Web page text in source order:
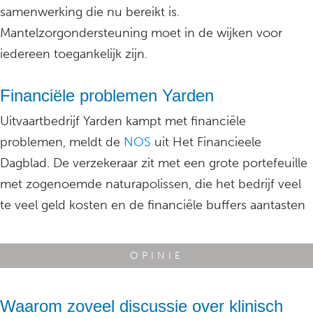
samenwerking die nu bereikt is.
Mantelzorgondersteuning moet in de wijken voor
iedereen toegankelijk zijn.
Financiële problemen Yarden
Uitvaartbedrijf Yarden kampt met financiële
problemen, meldt de NOS uit Het Financieele
Dagblad. De verzekeraar zit met een grote portefeuille
met zogenoemde naturapolissen, die het bedrijf veel
te veel geld kosten en de financiële buffers aantasten
OPINIE
Waarom zoveel discussie over klinisch